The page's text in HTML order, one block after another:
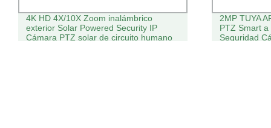
4K HD 4X/10X Zoom inalámbrico
exterior Solar Powered Security IP
Cámara PTZ solar de circuito humano
2MP TUYA
PTZ Smart
Seguridad